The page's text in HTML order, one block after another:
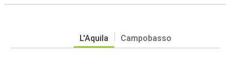
L'Aquila Campobasso